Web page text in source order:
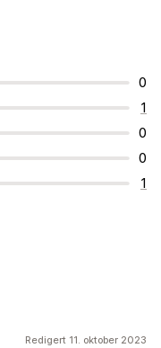
0
1
0
0
1
Redigert 11. oktober 2023